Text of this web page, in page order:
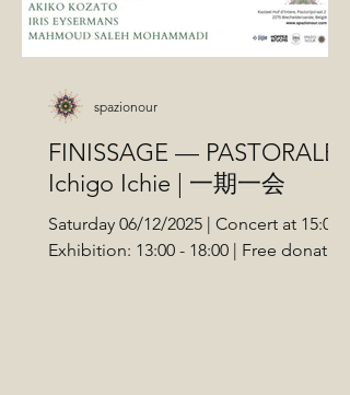
FINISSAGE — PASTORALE:
Ichigo Ichie | 一期一会
Saturday 06/12/2025 | Concert at 15:00 |
Exhibition: 13:00 - 18:00 | Free donation
spazionour